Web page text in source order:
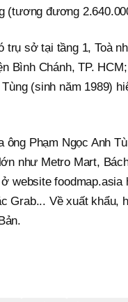
(tương đương
trụ sở tại tầng 1, Toà
Bình Chánh, TP.
(sinh năm 1989)
ông Phạm Ngọc Anh
như Metro Mart,
website
Grab... Về xuất khẩu,